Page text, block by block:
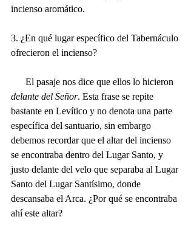
incienso aromático.
3. ¿En qué lugar específico del Tabernáculo
ofrecieron el incienso?
      El pasaje nos dice que ellos lo hicieron
delante del Señor. Esta frase se repite
bastante en Levítico y no denota una parte
específica del santuario, sin embargo
debemos recordar que el altar del incienso
se encontraba dentro del Lugar Santo, y
justo delante del velo que separaba al Lugar
Santo del Lugar Santísimo, donde
descansaba el Arca. ¿Por qué se encontraba
ahí este altar?